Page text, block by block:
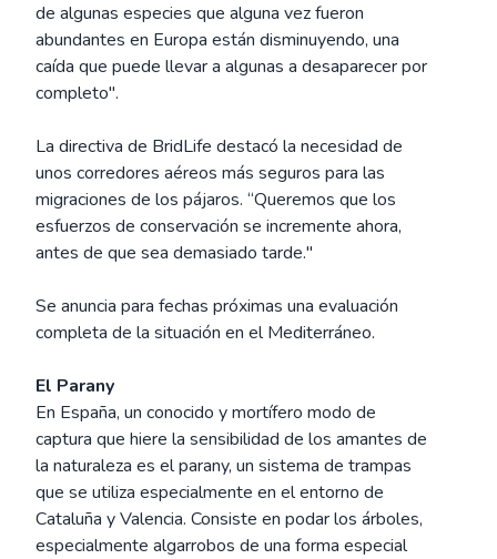
de algunas especies que alguna vez fueron
abundantes en Europa están disminuyendo, una
caída que puede llevar a algunas a desaparecer por
completo".
La directiva de BridLife destacó la necesidad de
unos corredores aéreos más seguros para las
migraciones de los pájaros. “Queremos que los
esfuerzos de conservación se incremente ahora,
antes de que sea demasiado tarde."
Se anuncia para fechas próximas una evaluación
completa de la situación en el Mediterráneo.
El Parany
En España, un conocido y mortífero modo de
captura que hiere la sensibilidad de los amantes de
la naturaleza es el parany, un sistema de trampas
que se utiliza especialmente en el entorno de
Cataluña y Valencia. Consiste en podar los árboles,
especialmente algarrobos de una forma especial